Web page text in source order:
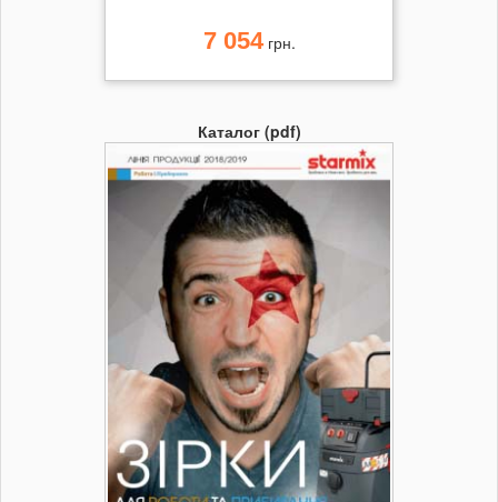
7 054грн.
Каталог (pdf)